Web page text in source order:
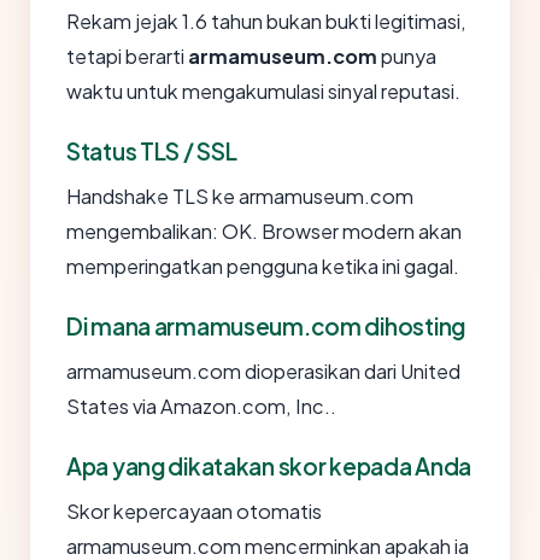
Rekam jejak 1.6 tahun bukan bukti legitimasi,
tetapi berarti armamuseum.compunya
waktu untuk mengakumulasi sinyal reputasi.
Status TLS / SSL
Handshake TLS ke armamuseum.com
mengembalikan: OK. Browser modern akan
memperingatkan pengguna ketika ini gagal.
Di mana armamuseum.com dihosting
armamuseum.com dioperasikan dari United
States via Amazon.com, Inc..
Apa yang dikatakan skor kepada Anda
Skor kepercayaan otomatis
armamuseum.com mencerminkan apakah ia